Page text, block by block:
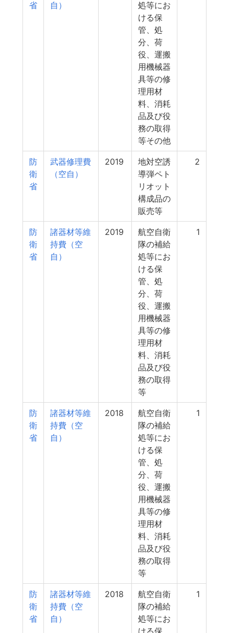
省
自）
処等にお
ける保
管、処
分、荷
役、運搬
用機械器
具等の修
理用材
料、消耗
品及び役
務の取得
等その他
防
衛
省
武器修理費
（空自）
2019
地対空誘
導弾ペト
リオット
構成品の
販売等
2
防
衛
省
諸器材等維
持費（空
自）
2019
航空自衛
隊の補給
処等にお
ける保
管、処
分、荷
役、運搬
用機械器
具等の修
理用材
料、消耗
品及び役
務の取得
等
1
防
衛
省
諸器材等維
持費（空
自）
2018
航空自衛
隊の補給
処等にお
ける保
管、処
分、荷
役、運搬
用機械器
具等の修
理用材
料、消耗
品及び役
務の取得
等
1
防
衛
省
諸器材等維
持費（空
自）
2018
航空自衛
隊の補給
処等にお
ける保
1